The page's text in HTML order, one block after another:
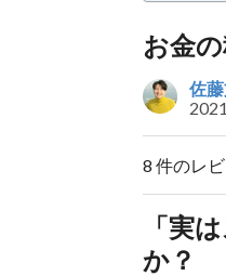
お金
佐
8 件のレ
「実
か？